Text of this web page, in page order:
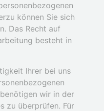
können Sie sich
Das Recht auf
besteht in
Ihrer bei uns
wir in der
zu überprüfen. Für